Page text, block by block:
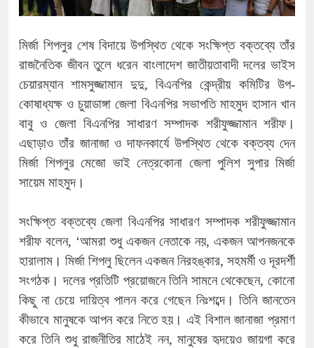
মির্জা শিপলুর শেষ বিদায়ে উপস্থিত থেকে সংক্ষিপ্ত বক্তব্যে তাঁর
রাজনৈতিক জীবন তুলে ধরেন বাংলাদেশ জাতীয়তাবাদী দলের ভাইস
চেয়ারম্যান শামসুজ্জামান দুদু, বিএনপির কেন্দ্রীয় কমিটির উপ-
কোষাধ্যক্ষ ও চুয়াডাঙ্গা জেলা বিএনপির সভাপতি মাহমুদ হাসান খান
বাবু ও জেলা বিএনপির সাধারণ সম্পাদক শরীফুজ্জামান শরীফ।
এছাড়াও তাঁর জানাজা ও দাফনকার্যে উপস্থিত থেকে বক্তব্য দেন
মির্জা শিপলুর মেজো ভাই নেত্রকোনা জেলা পুলিশ সুপার মির্জা
সায়েম মাহমুদ।
সংক্ষিপ্ত বক্তব্যে জেলা বিএনপির সাধারণ সম্পাদক শরীফুজ্জামান
শরীফ বলেন, ‘আমরা শুধু একজন নেতাকে নয়, একজন আপনজনকে
হারালাম। মির্জা শিপলু ছিলেন একজন নিরহঙ্কার, সহমর্মী ও দূরদর্শী
সংগঠক। দলের প্রতিটি প্রয়োজনে তিনি সামনে থেকেছেন, কোনো
কিছু না চেয়ে দায়িত্ব পালন করে গেছেন নিঃশব্দে। তিনি জানতেন
কীভাবে মানুষকে আপন করে নিতে হয়। এই বিশাল জানাজা প্রমাণ
করে তিনি শুধু রাজনীতির মাঠেই নন, মানুষের হৃদয়েও জায়গা করে